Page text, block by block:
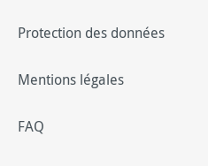
Protection des données
Mentions légales
FAQ